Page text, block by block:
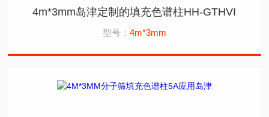
4m*3mm岛津定制的填充色谱柱HH-GTHVI
型号： 4m*3mm